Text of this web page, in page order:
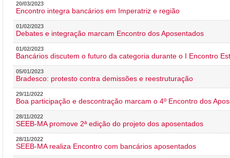
20/03/2023
Encontro integra bancários em Imperatriz e região
01/02/2023
Debates e integração marcam Encontro dos Aposentados
01/02/2023
Bancários discutem o futuro da categoria durante o I Encontro
05/01/2023
Bradesco: protesto contra demissões e reestruturação
29/11/2022
Boa participação e descontração marcam o 4º Encontro dos
28/11/2022
SEEB-MA promove 2ª edição do projeto dos aposentados
28/11/2022
SEEB-MA realiza Encontro com bancários aposentados